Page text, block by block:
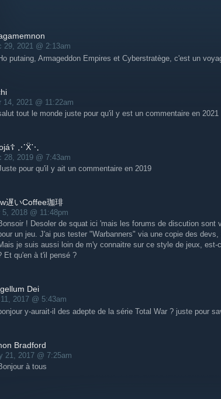
29, 2021 @ 2:13am
putaing, Armageddon Empires et Cyberstratège, c'est un
14, 2021 @ 11:22am
tout le monde juste pour qu'il y est un commentaire en 2021
⋰Ẍ⋱
28, 2019 @ 7:43am
pour qu'il y ait un commentaire en 2019
遅いCoffee珈琲
5, 2018 @ 11:48pm
! Desoler de squat ici 'mais les forums de discution sont
un jeu. J'ai pus tester "Warbanners" via une copie des
je suis aussi loin de m'y connaitre sur ce style de jeux, est-
Et qu'en à t'il pensé ?
Dei
2017 @ 5:43am
y-aurait-il des adepte de la série Total War ? juste pour
Bradford
21, 2017 @ 7:25am
à tous